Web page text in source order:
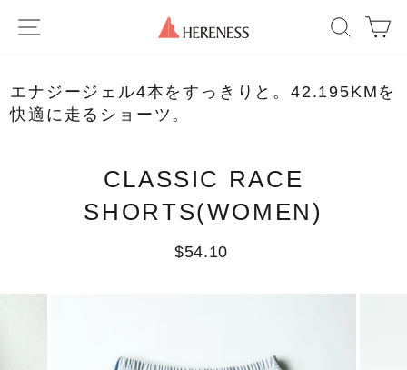
SITE NAVIGATION
エナジージェル4本をすっきりと。42.195KMを
快適に走るショーツ。
CLASSIC RACE
SHORTS(WOMEN)
Regular
$54.10